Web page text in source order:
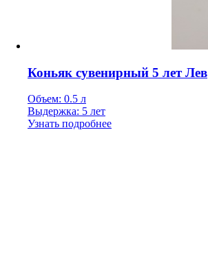
Коньяк сувенирный 5 лет Лев
Объем: 0.5 л
Выдержка: 5 лет
Узнать подробнее